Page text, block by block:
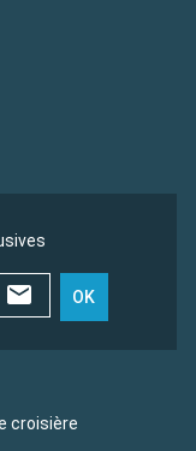
OK
croisière